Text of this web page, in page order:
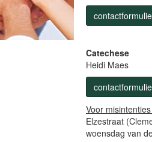
Catechese
Heidi Maes
Voor
Elzestraat
woensdag van